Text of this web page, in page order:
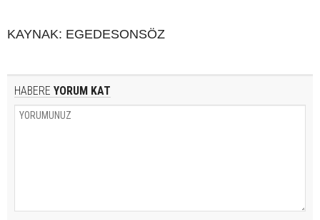
KAYNAK: EGEDESONSÖZ
HABERE YORUM KAT